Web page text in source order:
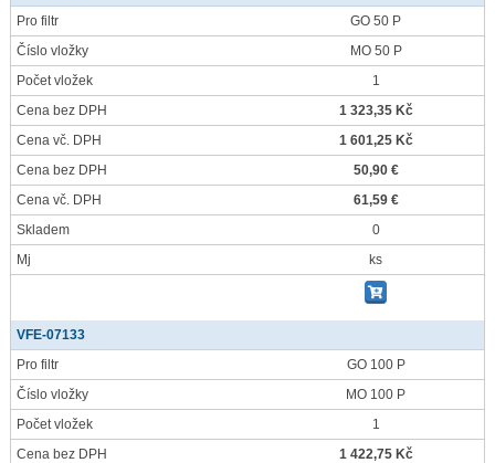
Pro filtr
GO 50 P
Číslo vložky
MO 50 P
Počet vložek
1
Cena bez DPH
1 323,35 Kč
Cena vč. DPH
1 601,25 Kč
Cena bez DPH
50,90 €
Cena vč. DPH
61,59 €
Skladem
0
Mj
ks
VFE-07133
Pro filtr
GO 100 P
Číslo vložky
MO 100 P
Počet vložek
1
Cena bez DPH
1 422,75 Kč